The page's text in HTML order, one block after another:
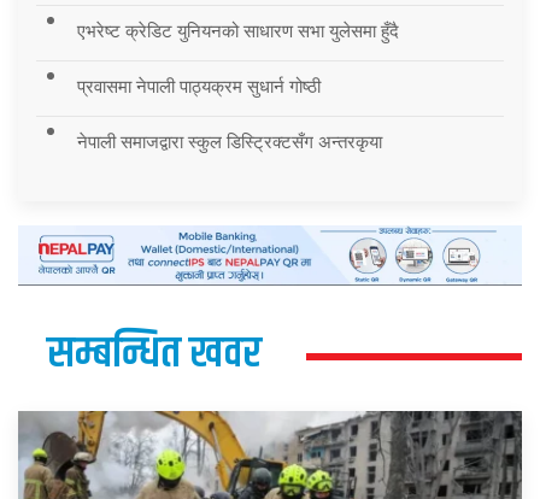
एभरेष्ट क्रेडिट युनियनको साधारण सभा युलेसमा हुँदै
प्रवासमा नेपाली पाठ्यक्रम सुधार्न गोष्ठी
नेपाली समाजद्वारा स्कुल डिस्ट्रिक्टसँग अन्तरकृया
सम्बन्धित खवर